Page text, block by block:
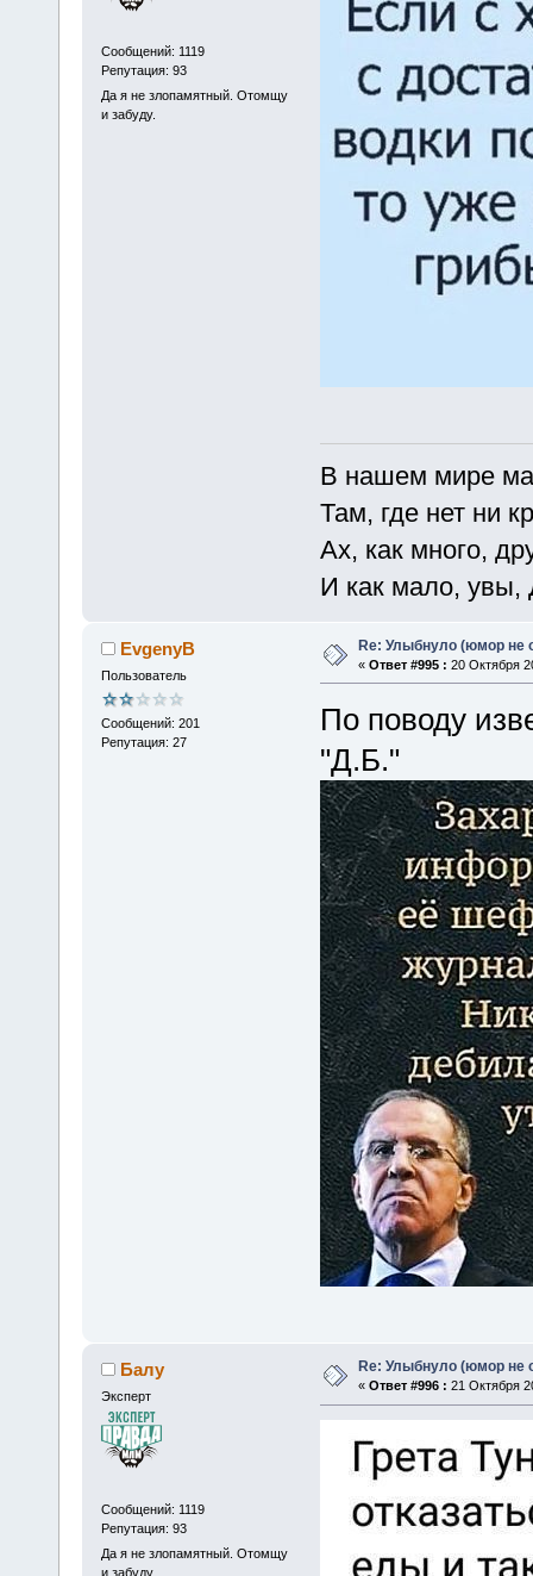
Сообщений: 1119
Репутация: 93
Да я не злопамятный. Отомщу
и забуду.
В нашем мире
Там, где нет ни
Ах, как много,
И как мало, увы,
EvgenyB
Пользователь
Сообщений: 201
Репутация: 27
Re: Улыбнуло (юмор не
« Ответ #995 : 20 Октября
По поводу
"Д.Б."
Балу
Эксперт
Сообщений: 1119
Репутация: 93
Да я не злопамятный. Отомщу
и забуду.
Re: Улыбнуло (юмор не
« Ответ #996 : 21 Октября